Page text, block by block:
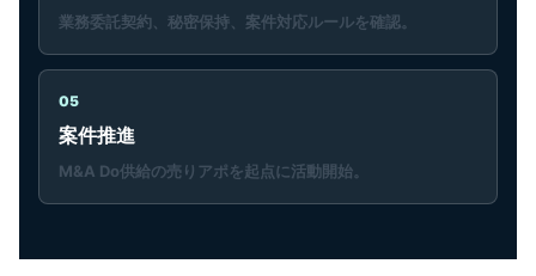
業務委託契約、秘密保持、案件対応ルールを確認。
05
案件推進
M&A Do供給の売りアポを起点に活動開始。